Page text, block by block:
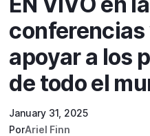
apoyar a los
de todo el
January 31, 2025
PorAriel Finn